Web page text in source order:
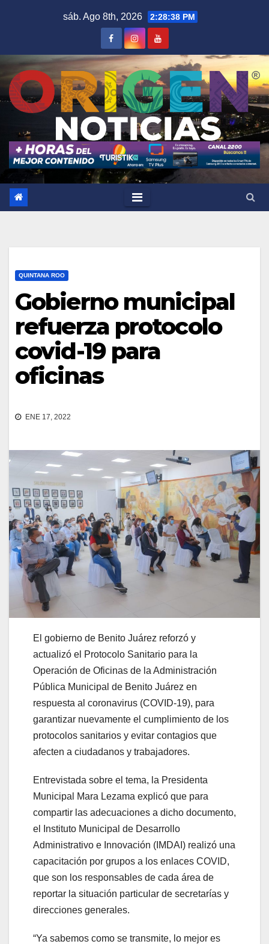
sáb. Ago 8th, 2026 2:28:39 PM
QUINTANA ROO
Gobierno municipal
refuerza protocolo
covid-19 para
oficinas
ENE 17, 2022
El gobierno de Benito Juárez reforzó y
actualizó el Protocolo Sanitario para la
Operación de Oficinas de la Administración
Pública Municipal de Benito Juárez en
respuesta al coronavirus (COVID-19), para
garantizar nuevamente el cumplimiento de los
protocolos sanitarios y evitar contagios que
afecten a ciudadanos y trabajadores.
Entrevistada sobre el tema, la Presidenta
Municipal Mara Lezama explicó que para
compartir las adecuaciones a dicho documento,
el Instituto Municipal de Desarrollo
Administrativo e Innovación (IMDAI) realizó una
capacitación por grupos a los enlaces COVID,
que son los responsables de cada área de
reportar la situación particular de secretarías y
direcciones generales.
“Ya sabemos como se transmite, lo mejor es